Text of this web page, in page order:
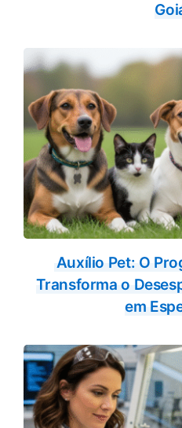
Auxílio Pet: O
Transforma o
em